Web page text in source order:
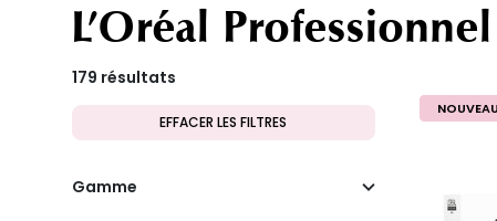
L’Oréal
179 résultats
EFFACER LES FILTRES
Gamme